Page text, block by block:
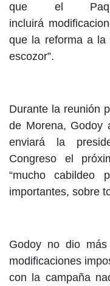
que el
incluirá
que la reforma a la
escozor”.
Durante la reunión
de Morena, Godoy
enviará la
Congreso el
“mucho cabildeo
importantes, sobre
Godoy no dio
modificaciones
con la campaña